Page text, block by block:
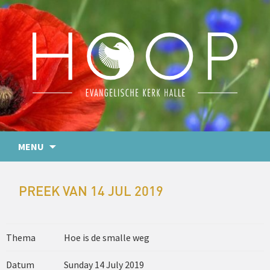
MENU
PREEK VAN 14 JUL 2019
Thema Hoe is de smalle weg
Datum Sunday 14 July 2019